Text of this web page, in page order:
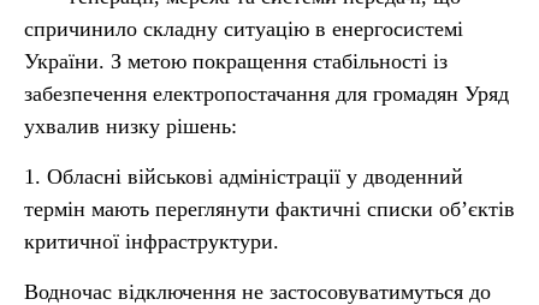
спричинило складну ситуацію в енергосистемі
України. З метою покращення стабільності із
забезпечення електропостачання для громадян Уряд
ухвалив низку рішень:
1. Обласні військові адміністрації у дводенний
термін мають переглянути фактичні списки об’єктів
критичної інфраструктури.
Водночас відключення не застосовуватимуться до